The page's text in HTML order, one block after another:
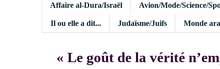
Affaire al-Dura/Israël Avion/Mode/Science/
Il ou elle a dit... Judaïsme/Juifs Monde
« Le goût de la vérité